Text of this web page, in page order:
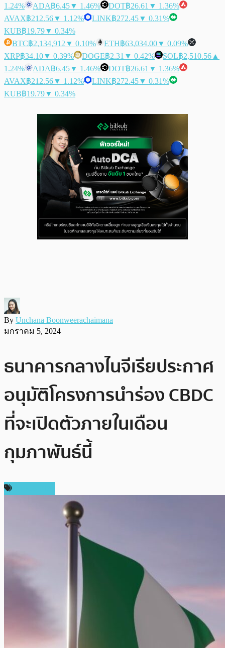
1.24%
ADA฿6.45▼ 1.46% DOT฿26.61 ▼ 1.36%
AVAX฿212.56▼ 1.12% LINK฿272.45▼ 0.31%
KUB฿19.79▼ 0.34%
BTC฿2,134,912 ▼ 0.10% ETH฿63,034.00▼ 0.09%
XRP฿34.10▼ 0.39% DOGE฿2.31 ▼ 0.42% SOL฿2,510.56 ▲
1.24%
ADA฿6.45▼ 1.46% DOT฿26.61 ▼ 1.36%
AVAX฿212.56▼ 1.12% LINK฿272.45▼ 0.31%
KUB฿19.79▼ 0.34%
By Unchana Boonweerachaimana
มกราคม 5, 2024
ธนาคารกลางไนจีเรียประกาศ
อนุมัติโครงการนำร่อง CBDC
ที่จะเปิดตัวภายในเดือน
กุมภาพันธ์นี้